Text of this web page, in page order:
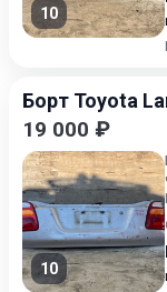
10
Борт Toyota
19 000 ₽
10